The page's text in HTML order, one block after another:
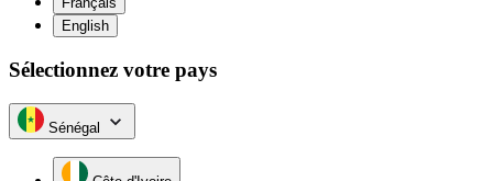
English
Sélectionnez votre pays
Sénégal